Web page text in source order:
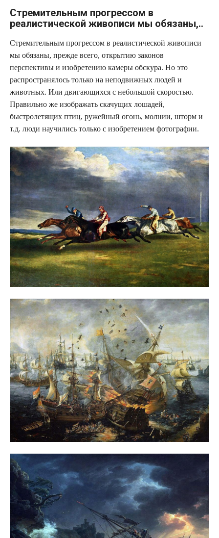
Стремительным прогрессом в
реалистической живописи мы обязаны,..
Стремительным прогрессом в реалистической живописи
мы обязаны, прежде всего, открытию законов
перспективы и изобретению камеры обскура. Но это
распространялось только на неподвижных людей и
животных. Или двигающихся с небольшой скоростью.
Правильно же изображать скачущих лошадей,
быстролетящих птиц, ружейный огонь, молнии, шторм и
т.д. люди научились только с изобретением фотографии.